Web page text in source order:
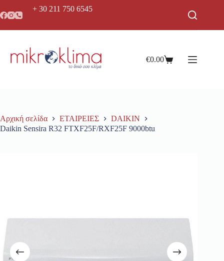
+ 30 211 750 6545
€0.00
Αρχική σελίδα ΕΤΑΙΡΕΙΕΣ
DAIKIN
Daikin Sensira R32 FTXF25F/RXF25F 9000btu